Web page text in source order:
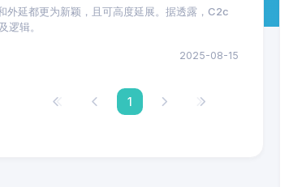
延都更为新颖，且可高度延展。据透露，C2c
逻辑。
2025-08-15
1